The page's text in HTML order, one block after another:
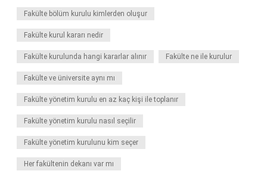
Fakülte bölüm kurulu kimlerden oluşur
Fakülte kurul kararı nedir
Fakülte kurulunda hangi kararlar alınır Fakülte ne ile kurulur
Fakülte ve üniversite aynı mı
Fakülte yönetim kurulu en az kaç kişi ile toplanır
Fakülte yönetim kurulu nasıl seçilir
Fakülte yönetim kurulunu kim seçer
Her fakültenin dekanı var mı